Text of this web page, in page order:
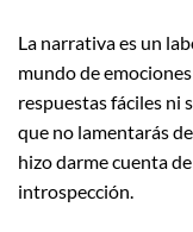
La narrativa es un
mundo de
respuestas fáciles ni
que no lamentarás
hizo darme cuenta
introspección.